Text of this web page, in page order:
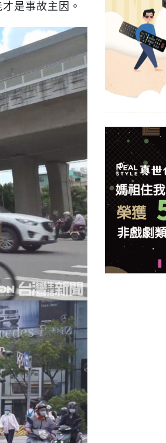
是事故主因。